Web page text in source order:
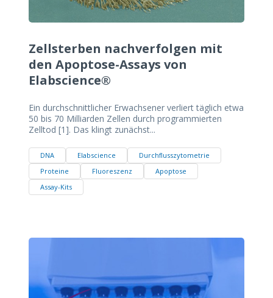
Zellsterben nachverfolgen mit
den Apoptose-Assays von
Elabscience®
Ein durchschnittlicher Erwachsener verliert täglich etwa
50 bis 70 Milliarden Zellen durch programmierten
Zelltod [1]. Das klingt zunächst...
DNA Elabscience
Durchflusszytometrie
Proteine
Fluoreszenz
Apoptose
Assay-Kits